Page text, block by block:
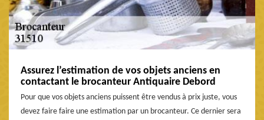
Assurez l’estimation de vos objets anciens en
contactant le brocanteur Antiquaire Debord
Pour que vos objets anciens puissent être vendus à prix juste, vous
devez faire faire une estimation par un brocanteur. Ce dernier sera